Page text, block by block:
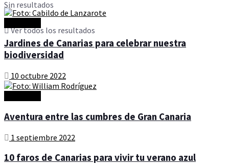
Sin resultados
Ver todos los resultados
Jardines de Canarias para celebrar nuestra
biodiversidad
10 octubre 2022
Aventura entre las cumbres de Gran Canaria
1 septiembre 2022
10 faros de Canarias para vivir tu verano azul